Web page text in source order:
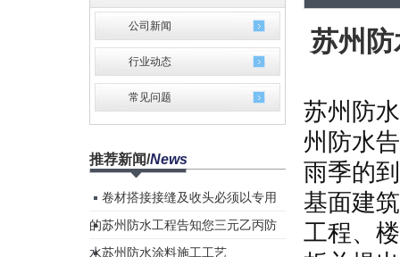
公司新闻
行业动态
常见问题
推荐新闻/News
卷材搭接接缝及收头必须以专用
的...苏州防水工程告知您三元乙丙防
水...苏州防水涂料施工工艺
苏州
苏州防水
州防水
雨季的
基面建
工程、